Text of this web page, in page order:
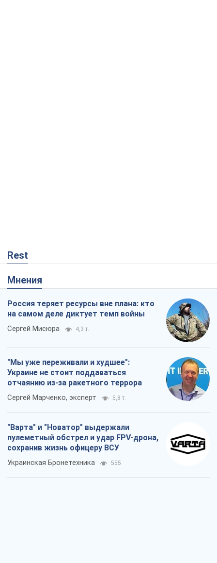
Rest
Мнения
Россия теряет ресурсы вне плана: кто
на самом деле диктует темп войны
Сергей Мисюра 4,3 т.
"Мы уже переживали и худшее":
Украине не стоит поддаваться
отчаянию из-за ракетного террора
Сергей Марченко, эксперт 5,8 т.
"Варта" и "Новатор" выдержали
пулеметный обстрел и удар FPV-дрона,
сохранив жизнь офицеру ВСУ
Украинская Бронетехника 555